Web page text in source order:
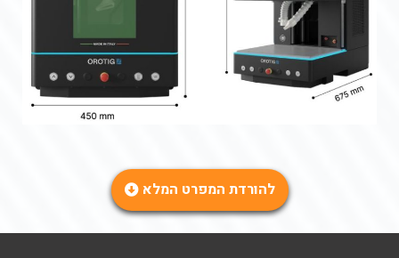
להורדת המפרט המלא